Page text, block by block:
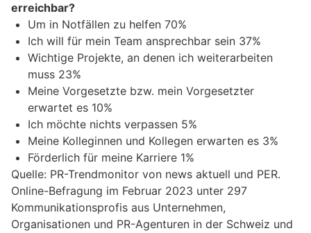
erreichbar?
Um in Notfällen zu helfen 70%
Ich will für mein Team ansprechbar sein 37%
Wichtige Projekte, an denen ich weiterarbeiten
muss 23%
Meine Vorgesetzte bzw. mein Vorgesetzter
erwartet es 10%
Ich möchte nichts verpassen 5%
Meine Kolleginnen und Kollegen erwarten es 3%
Förderlich für meine Karriere 1%
Quelle: PR-Trendmonitor von news aktuell und PER.
Online-Befragung im Februar 2023 unter 297
Kommunikationsprofis aus Unternehmen,
Organisationen und PR-Agenturen in der Schweiz und